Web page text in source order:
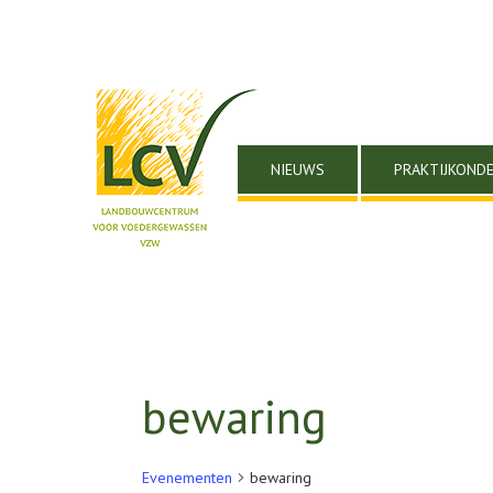
NIEUWS
bewaring
Evenementen bewaring